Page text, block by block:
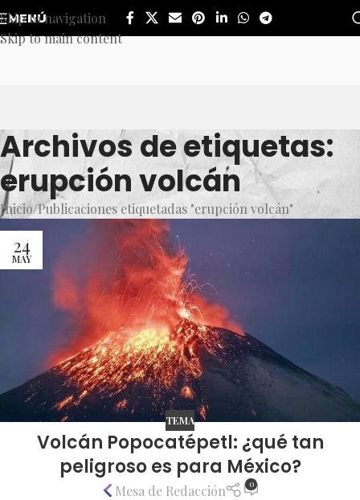
Skip to navigation
Skip to main content
MENÚ
Archivos de etiquetas:
erupción volcán
Inicio Publicaciones etiquetadas "erupción volcán"
24
MAY
TEMA
Volcán Popocatépetl: ¿qué tan
peligroso es para México?
Mesa de Redacción 0